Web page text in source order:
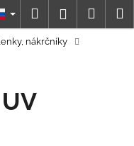
Hľadať
nákrčníky